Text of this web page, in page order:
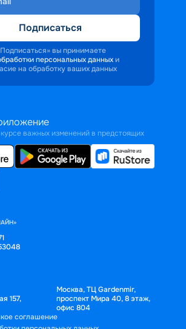
Подписаться
вы принимаете
персональных данных и
на обработку ваших данных
важных изменений в предстоящих
157,
Москва, ТЦ Gardenmir,
проспект Мира 40, 8 этаж,
офис 804
соглашение